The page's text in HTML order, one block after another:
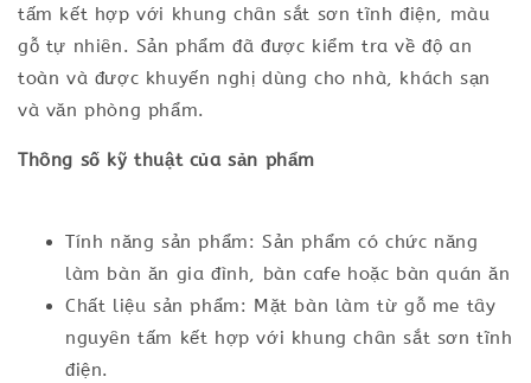
tấm kết hợp với khung chân sắt sơn tĩnh điện, màu
gỗ tự nhiên. Sản phẩm đã được kiểm tra về độ an
toàn và được khuyến nghị dùng cho nhà, khách sạn
và văn phòng phẩm.
Thông số kỹ thuật của sản phẩm
Tính năng sản phẩm: Sản phẩm có chức năng
làm bàn ăn gia đình, bàn cafe hoặc bàn quán ăn
Chất liệu sản phẩm: Mặt bàn làm từ gỗ me tây
nguyên tấm kết hợp với khung chân sắt sơn tĩnh
điện.